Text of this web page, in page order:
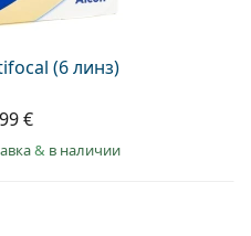
(6 линз)
€
& в наличии